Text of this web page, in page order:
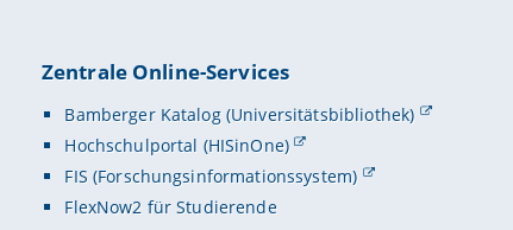
Zentrale Online-Services
Bamberger Katalog (Universitätsbibliothek)
Hochschulportal (HISinOne)
FIS (Forschungsinformationssystem)
FlexNow2 für Studierende